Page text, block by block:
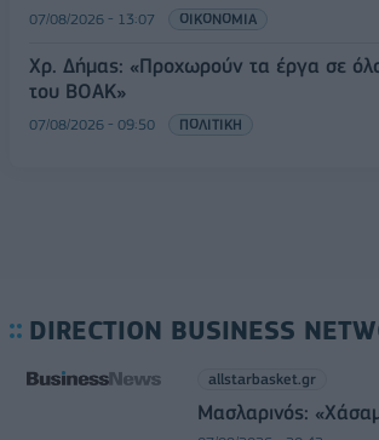
07/08/2026 - 13:07 ΟΙΚΟΝΟΜΙΑ
Χρ. Δήμας: «Προχωρούν τα έργα σε
του ΒΟΑΚ»
07/08/2026 - 09:50 ΠΟΛΙΤΙΚΗ
DIRECTION BUSINESS
allstarbasket.gr
Μασλαρινός: